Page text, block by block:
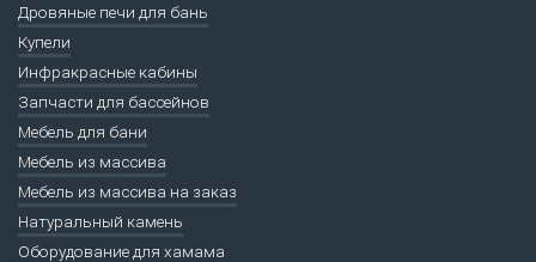
Дровяные печи для бань
Купели
Инфракрасные кабины
Запчасти для бассейнов
Мебель для бани
Мебель из массива
Мебель из массива на заказ
Натуральный камень
Оборудование для хамама